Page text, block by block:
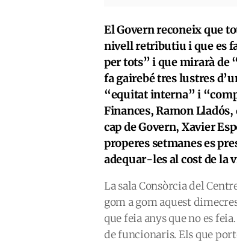
El Govern reconeix que
nivell retributiu i que es
per tots” i que mirarà de
fa gairebé tres lustres
“equitat interna” i
Finances, Ramon Lladós,
cap de Govern, Xavier
properes setmanes es
adequar-les al cost de la
La sala Consòrcia del
gom a gom aquest
que feia anys que no es
de funcionaris. Els que